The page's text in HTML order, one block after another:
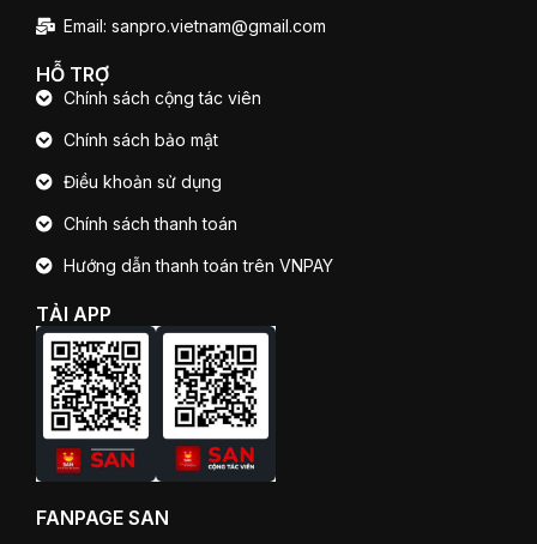
Email: sanpro.vietnam@gmail.com
HỖ TRỢ
Chính sách cộng tác viên
Chính sách bảo mật
Điều khoản sử dụng
Chính sách thanh toán
Hướng dẫn thanh toán trên VNPAY
TẢI APP
FANPAGE SAN